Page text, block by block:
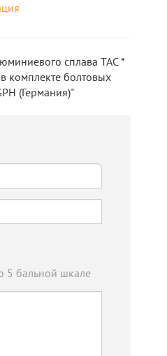
сплава ТАС *
комплекте болтовых
(Германия)"
5 бальной шкале